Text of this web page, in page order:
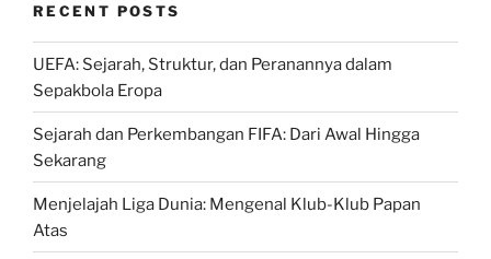
RECENT POSTS
UEFA: Sejarah, Struktur, dan Peranannya dalam
Sepakbola Eropa
Sejarah dan Perkembangan FIFA: Dari Awal Hingga
Sekarang
Menjelajah Liga Dunia: Mengenal Klub-Klub Papan
Atas